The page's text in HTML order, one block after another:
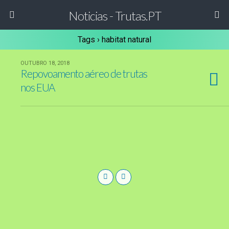
Noticias - Trutas.PT
Tags › habitat natural
OUTUBRO 18, 2018
Repovoamento aéreo de trutas
nos EUA